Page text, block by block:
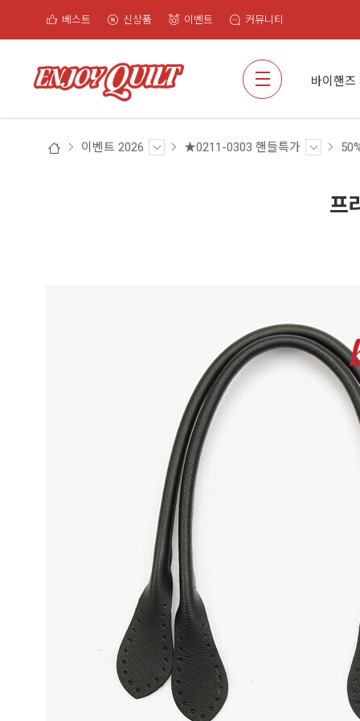
베스트 신상품 이벤트 커뮤니티
바이핸즈
이벤트 2026 ★0211-0303 핸들특가
프